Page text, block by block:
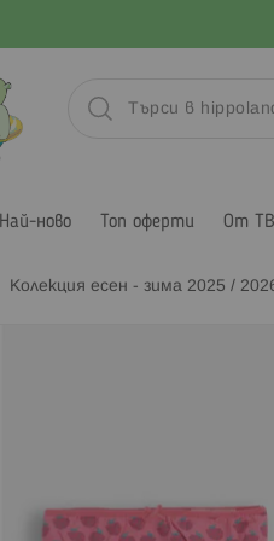
Най-ново Топ оферти От ТВ
Колекция есен - зима 2025 /